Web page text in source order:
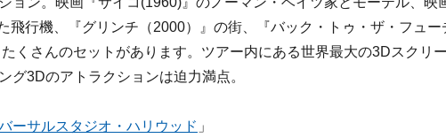
飛行機、『グリンチ（2000）』の街、『バック・トゥ・ザ・フュー
くさんのセットがあります。ツアー内にある世界最大の3Dスクリ
グ3Dのアトラクションは迫力満点。
ーサルスタジオ・ハリウッド 」